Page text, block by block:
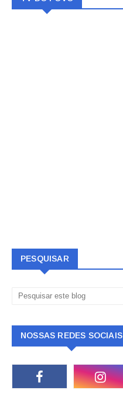
PESQUISAR
NOSSAS REDES SOCIAIS